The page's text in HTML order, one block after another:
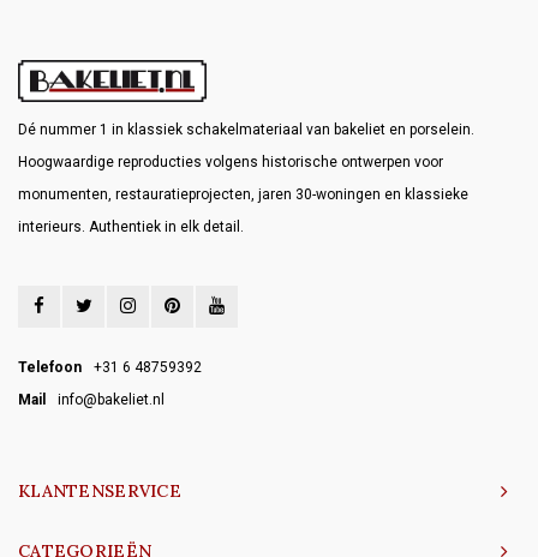
Dé nummer 1 in klassiek schakelmateriaal van bakeliet en porselein.
Hoogwaardige reproducties volgens historische ontwerpen voor
monumenten, restauratieprojecten, jaren 30-woningen en klassieke
interieurs. Authentiek in elk detail.
Telefoon
+31 6 48759392
Mail
info@bakeliet.nl
KLANTENSERVICE
CATEGORIEËN